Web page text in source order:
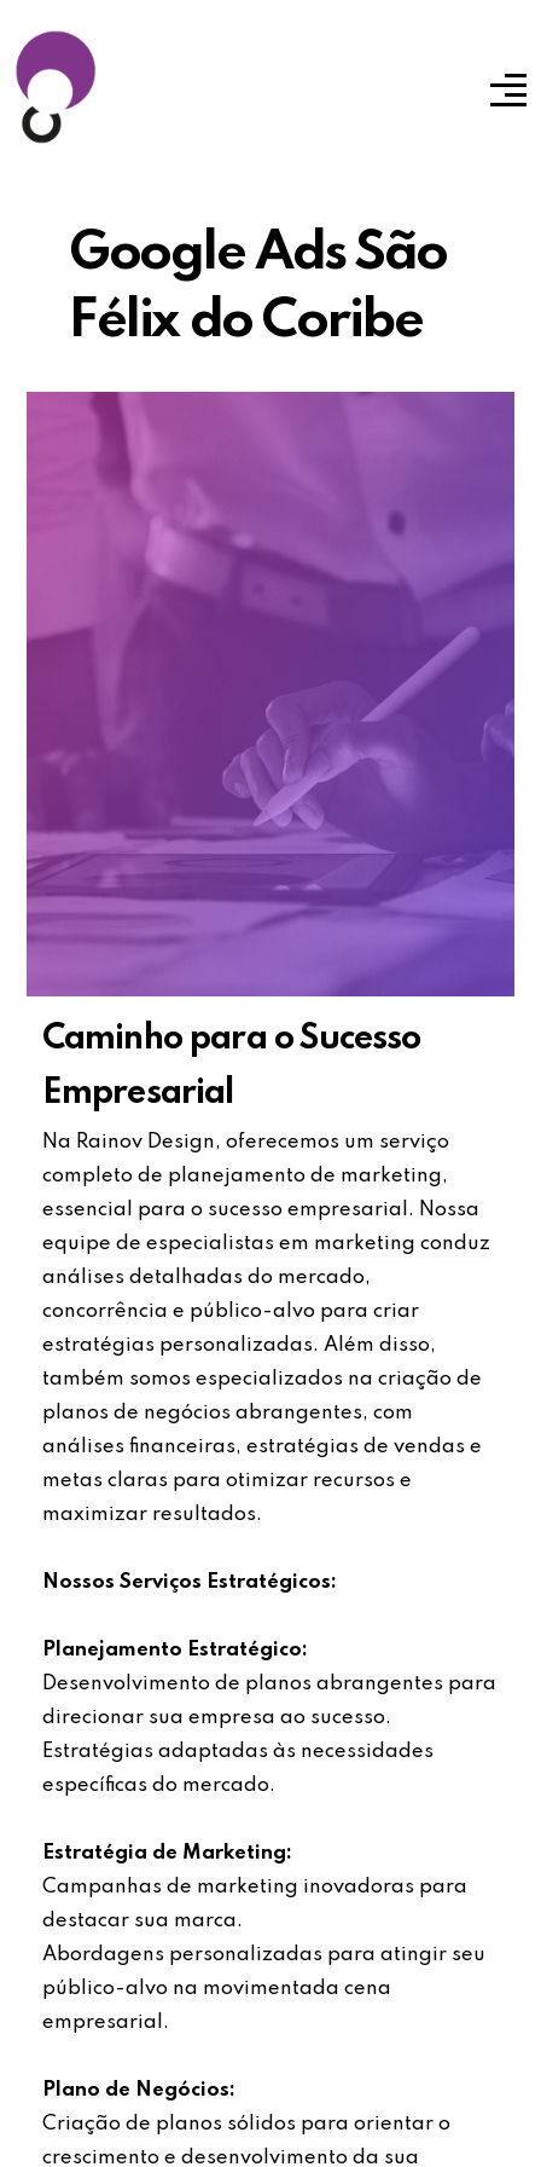
Google Ads São
Félix do Coribe
Caminho para o Sucesso
Empresarial
Na Rainov Design, oferecemos um serviço
completo de planejamento de marketing,
essencial para o sucesso empresarial. Nossa
equipe de especialistas em marketing conduz
análises detalhadas do mercado,
concorrência e público-alvo para criar
estratégias personalizadas. Além disso,
também somos especializados na criação de
planos de negócios abrangentes, com
análises financeiras, estratégias de vendas e
metas claras para otimizar recursos e
maximizar resultados.
Nossos Serviços Estratégicos:
Planejamento Estratégico:
Desenvolvimento de planos abrangentes para
direcionar sua empresa ao sucesso.
Estratégias adaptadas às necessidades
específicas do mercado.
Estratégia de Marketing:
Campanhas de marketing inovadoras para
destacar sua marca.
Abordagens personalizadas para atingir seu
público-alvo na movimentada cena
empresarial.
Plano de Negócios:
Criação de planos sólidos para orientar o
crescimento e desenvolvimento da sua